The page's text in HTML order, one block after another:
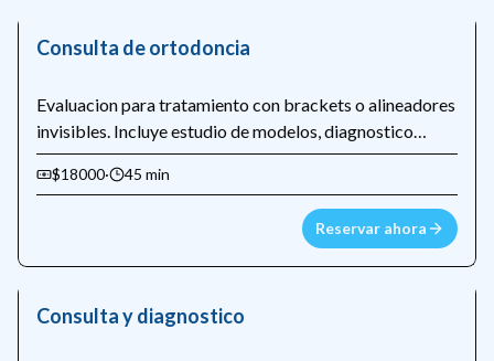
Consulta de ortodoncia
Evaluacion para tratamiento con brackets o alineadores
invisibles. Incluye estudio de modelos, diagnostico
cefalometrico y presupuesto detallado.
$18000· 45 min
Reservar ahora
Consulta y diagnostico